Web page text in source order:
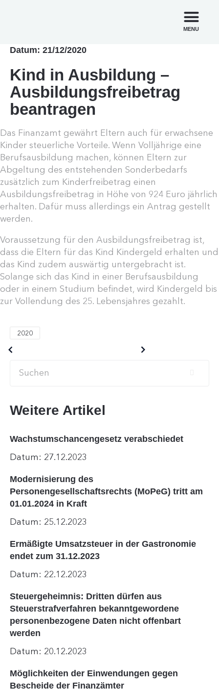
MENU
Datum: 21/12/2020
Kind in Ausbildung –
Ausbildungsfreibetrag
beantragen
Das Finanzamt gewährt Eltern auch für erwachsene
Kinder steuerliche Vorteile. Wenn Volljährige eine
Berufsausbildung machen, können Eltern zur
Abgeltung des entstehenden Sonderbedarfs
zusätzlich zum Kinderfreibetrag einen
Ausbildungsfreibetrag in Höhe von 924 Euro jährlich
erhalten. Dafür muss allerdings ein Antrag gestellt
werden.
Voraussetzung für den Ausbildungsfreibetrag ist,
dass die Eltern für das Kind Kindergeld erhalten und
das Kind zudem auswärtig untergebracht ist.
Solange sich das Kind in einer Berufsausbildung
oder in einem Studium befindet, wird Kindergeld bis
zur Vollendung des 25. Lebensjahres gezahlt.
2020
Weitere Artikel
Wachstumschancengesetz verabschiedet
Datum: 27.12.2023
Modernisierung des
Personengesellschaftsrechts (MoPeG) tritt am
01.01.2024 in Kraft
Datum: 25.12.2023
Ermäßigte Umsatzsteuer in der Gastronomie
endet zum 31.12.2023
Datum: 22.12.2023
Steuergeheimnis: Dritten dürfen aus
Steuerstrafverfahren bekanntgewordene
personenbezogene Daten nicht offenbart
werden
Datum: 20.12.2023
Möglichkeiten der Einwendungen gegen
Bescheide der Finanzämter